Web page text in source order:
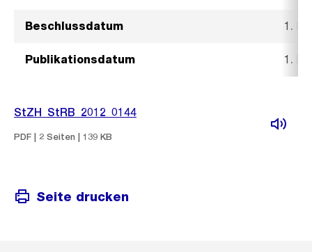
Beschlussdatum 1.
Publikationsdatum 1.
StZH_StRB_2012_0144
PDF | 2 Seiten | 139 KB
Seite drucken